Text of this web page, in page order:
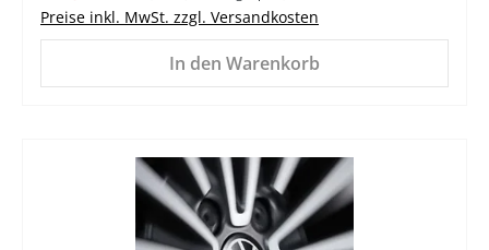
Preise inkl. MwSt. zzgl. Versandkosten
In den Warenkorb